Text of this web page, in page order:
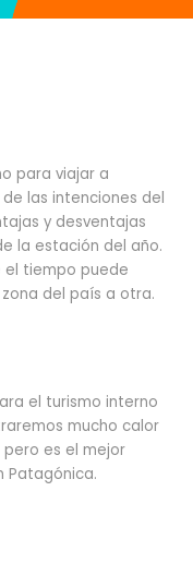
para viajar a
las intenciones del
y desventajas
la estación del año.
el tiempo puede
del país a otra.
el turismo interno
mucho calor
pero es el mejor
Patagónica.